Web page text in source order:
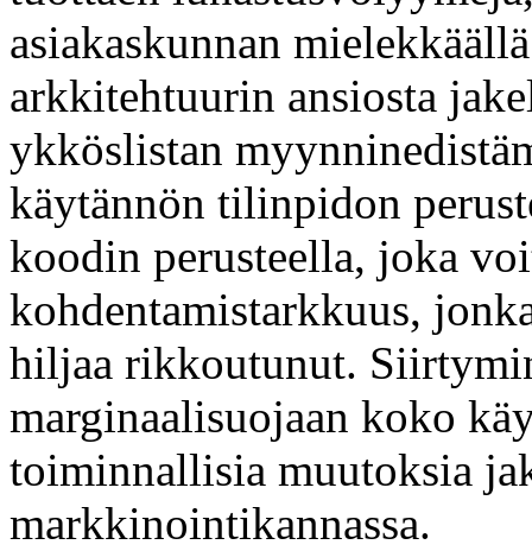
asiakaskunnan
arkkitehtuurin ansiosta
ykköslistan
käytännön tilinpidon
koodin perusteella, joka
kohdentamistarkkuus,
hiljaa rikkoutunut.
marginaalisuojaan koko
toiminnallisia muutoksia
markkinointikannassa.